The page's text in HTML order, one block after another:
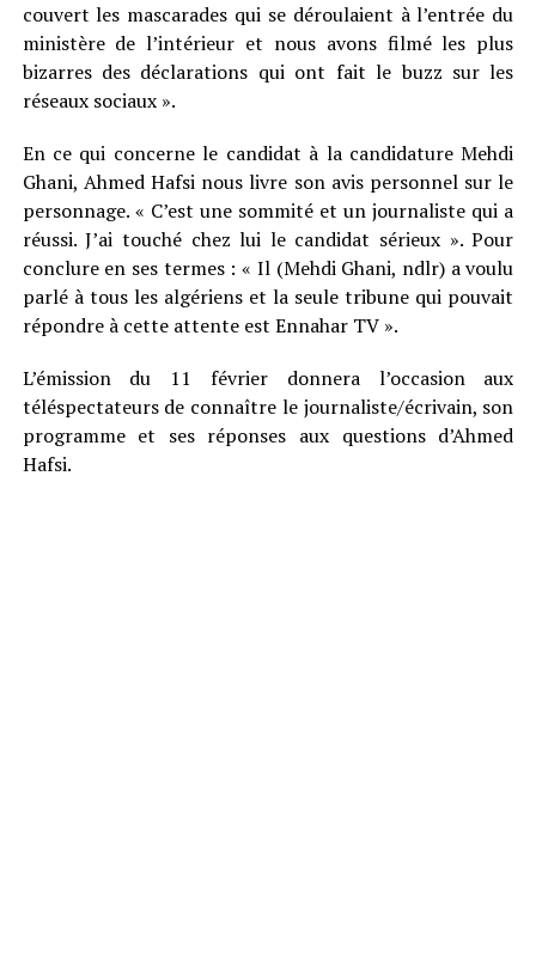
couvert les mascarades qui se déroulaient à l’entrée du
ministère de l’intérieur et nous avons filmé les plus
bizarres des déclarations qui ont fait le buzz sur les
réseaux sociaux ».
En ce qui concerne le candidat à la candidature Mehdi
Ghani, Ahmed Hafsi nous livre son avis personnel sur le
personnage. « C’est une sommité et un journaliste qui a
réussi. J’ai touché chez lui le candidat sérieux ». Pour
conclure en ses termes : « Il (Mehdi Ghani, ndlr) a voulu
parlé à tous les algériens et la seule tribune qui pouvait
répondre à cette attente est Ennahar TV ».
L’émission du 11 février donnera l’occasion aux
téléspectateurs de connaître le journaliste/écrivain, son
programme et ses réponses aux questions d’Ahmed
Hafsi.